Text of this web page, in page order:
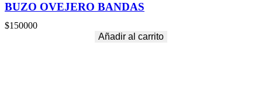
BUZO OVEJERO BANDAS
$150000
Añadir al carrito